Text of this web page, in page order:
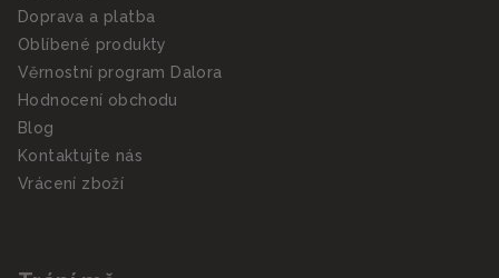
Doprava a platba
Oblíbené produkty
Věrnostní program Dalora
Hodnocení obchodu
Blog
Kontaktujte nás
Vrácení zboží